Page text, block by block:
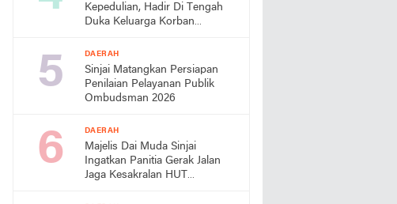
Kepedulian, Hadir Di Tengah
Duka Keluarga Korban
DAERAH
Sinjai Matangkan Persiapan
Penilaian Pelayanan Publik
Ombudsman 2026
DAERAH
Majelis Dai Muda Sinjai
Ingatkan Panitia Gerak Jalan
Jaga Kesakralan HUT